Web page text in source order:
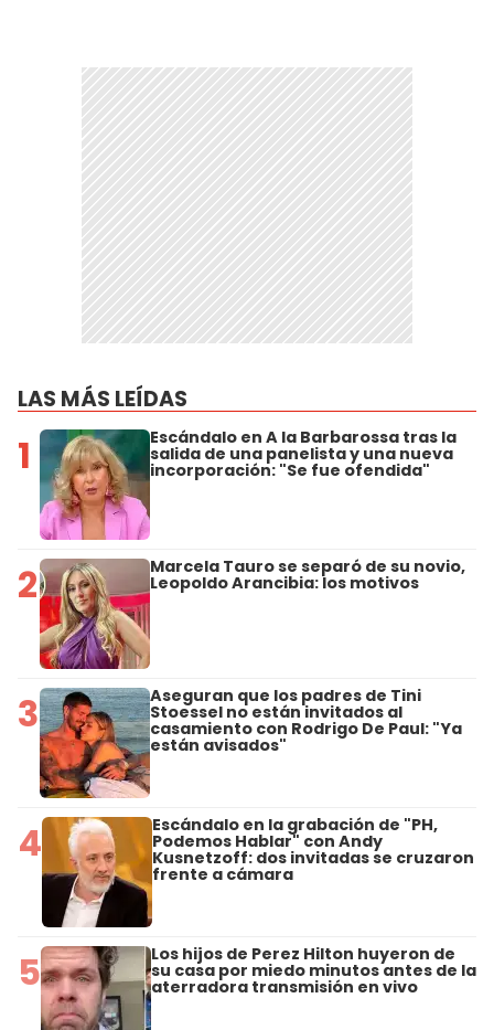
LAS MÁS LEÍDAS
1 Escándalo en A la Barbarossa tras la
salida de una panelista y una nueva
incorporación: "Se fue ofendida"
2 Marcela Tauro se separó de su novio,
Leopoldo Arancibia: los motivos
3 Aseguran que los padres de Tini
Stoessel no están invitados al
casamiento con Rodrigo De Paul: "Ya
están avisados"
4 Escándalo en la grabación de "PH,
Podemos Hablar" con Andy
Kusnetzoff: dos invitadas se cruzaron
frente a cámara
5 Los hijos de Perez Hilton huyeron de
su casa por miedo minutos antes de la
aterradora transmisión en vivo